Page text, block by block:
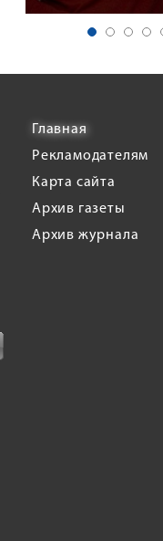
Главная
Рекламодателям
Карта сайта
Архив газеты
Архив журнала